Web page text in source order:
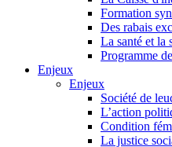
Formation
Des rabais
La santé et la
Programme
Enjeux
Enjeux
Société de
L’action
Condition
La justice